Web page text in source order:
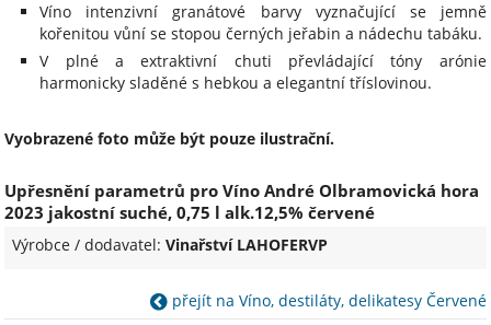
Víno intenzivní granátové barvy vyznačující se jemně
kořenitou vůní se stopou černých jeřabin a nádechu tabáku.
V plné a extraktivní chuti převládající tóny arónie
harmonicky sladěné s hebkou a elegantní tříslovinou.
Vyobrazené foto může být pouze ilustrační.
Upřesnění parametrů pro Víno André Olbramovická hora
2023 jakostní suché, 0,75 l alk.12,5% červené
Výrobce / dodavatel:Vinařství LAHOFERVP
přejít na Víno, destiláty, delikatesy Červené